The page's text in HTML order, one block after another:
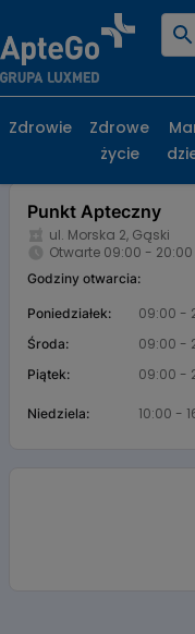
Strona główna
Punkt Apteczny,
Karta apteki
Punkt Apteczny
ul. Morska 2, Gąski
Otwarte 09:00 - 20:00
Godziny otwarcia:
Poniedziałek: 09:00 -
Środa: 09:00 -
Piątek: 09:00 -
Niedziela: 10:00 -
Zdrowie
Zdrowe
życie